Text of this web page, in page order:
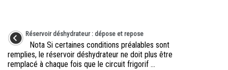
Réservoir déshydrateur : dépose et repose
Nota Si certaines conditions préalables sont
remplies, le réservoir déshydrateur ne doit plus être
remplacé à chaque fois que le circuit frigorif ...